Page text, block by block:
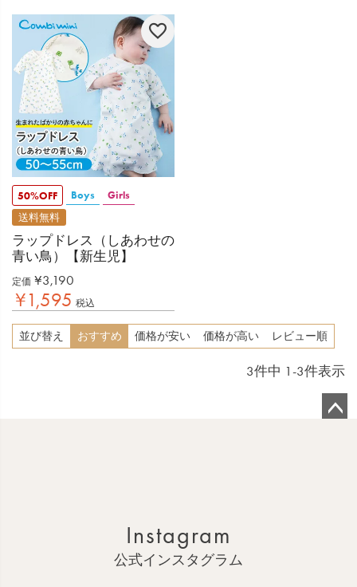
50%OFF Boys Girls
送料無料
ラップドレス（しあわせの
青い鳥）【新生児】
定価 ¥3,190
¥1,595 税込
並び替え おすすめ 価格が安い 価格が高い レビュー順
3件中 1 -3件表示
Instagram
公式インスタグラム